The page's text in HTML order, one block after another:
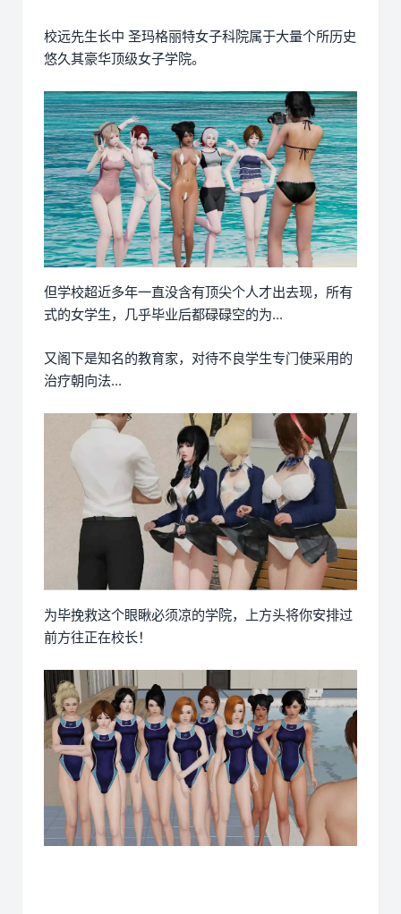
校远先生长中 圣玛格丽特女子科院属于大量个所历史
悠久其豪华顶级女子学院。
但学校超近多年一直没含有顶尖个人才出去现，所有
式的女学生，几乎毕业后都碌碌空的为...
又阁下是知名的教育家，对待不良学生专门使采用的
治疗朝向法...
为毕挽救这个眼瞅必须凉的学院，上方头将你安排过
前方往正在校长！